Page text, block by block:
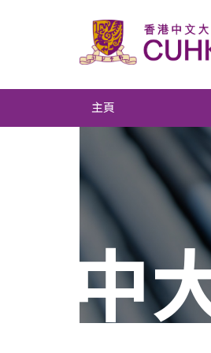
主頁
中